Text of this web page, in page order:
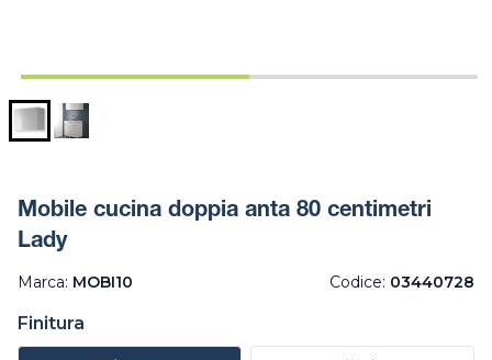
Mobile cucina doppia anta 80 centimetri
Lady
Marca: MOBI10 Codice: 03440728
Finitura